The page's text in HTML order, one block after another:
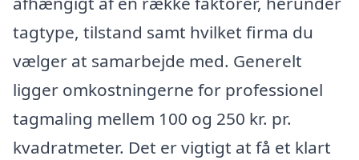
tagtype, tilstand samt hvilket firma du
vælger at samarbejde med. Generelt
ligger omkostningerne for professionel
tagmaling mellem 100 og 250 kr. pr.
kvadratmeter. Det er vigtigt at få et klart